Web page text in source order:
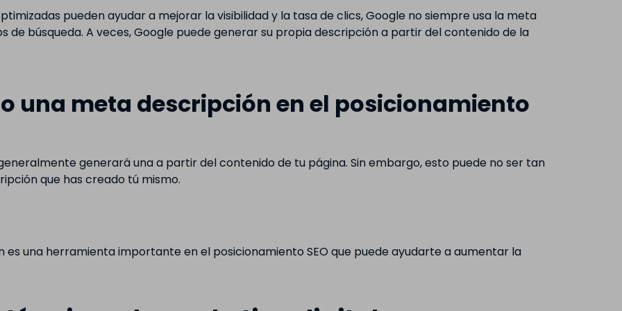
pueden ayudar a mejorar la visibilidad y la tasa de clics, Google no siempre usa la meta
búsqueda. A veces, Google puede generar su propia descripción a partir del contenido de la
una meta descripción en el posicionamiento
generará una a partir del contenido de tu página. Sin embargo, esto puede no ser tan
que has creado tú mismo.
una herramienta importante en el posicionamiento SEO que puede ayudarte a aumentar la